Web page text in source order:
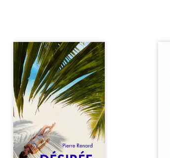
Au réveil, Pierre, jeune retraité,
découvre qu’il est devenu une
séduisante femme métissée de
trente ans. À peine a-t-il
commencé à apprivoiser ce
nouveau corps qu’Ange surgit
dans sa vie et fait vaciller
toutes ses certitudes. Entre
eux, l’attirance est immédiate,
brûlante jusqu’à ce qu’un
secret familial fasse planer
l’impensable : et s’ils étaient
demi-frère et ...
Aux
Des